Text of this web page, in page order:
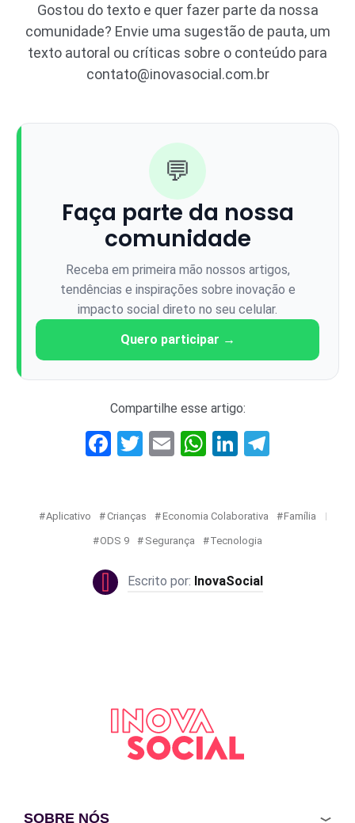
Gostou do texto e quer fazer parte da nossa
comunidade? Envie uma sugestão de pauta, um
texto autoral ou críticas sobre o conteúdo para
contato@inovasocial.com.br
💬
Faça parte da nossa
comunidade
Receba em primeira mão nossos artigos,
tendências e inspirações sobre inovação e
impacto social direto no seu celular.
Quero participar →
Compartilhe esse artigo:
Facebook
Twitter
EmailWhatsApp
LinkedIn
Aplicativo Crianças Economia Colaborativa Família
ODS 9 Segurança Tecnologia
InovaSocial
SOBRE NÓS